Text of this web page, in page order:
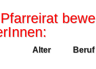
Alter Beruf